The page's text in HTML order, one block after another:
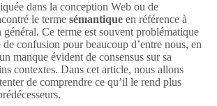
dans la conception Web ou de
le terme sémantique en référence à
général. Ce terme est souvent problématique
confusion pour beaucoup d’entre nous, en
manque évident de consensus sur sa
contextes. Dans cet article, nous allons
de comprendre ce qu’il le rend plus